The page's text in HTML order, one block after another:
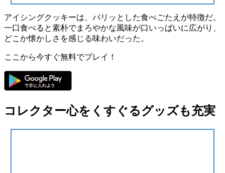
アイシングクッキーは、 パリッとした食べごたえ が特徴だ。
一口食べると素朴でまろやかな風味が口いっぱいに広がり、
どこか懐かしさを感じる味わいだった。
ここから今すぐ無料でプレイ！
コレクター心をくすぐるグッズも充実